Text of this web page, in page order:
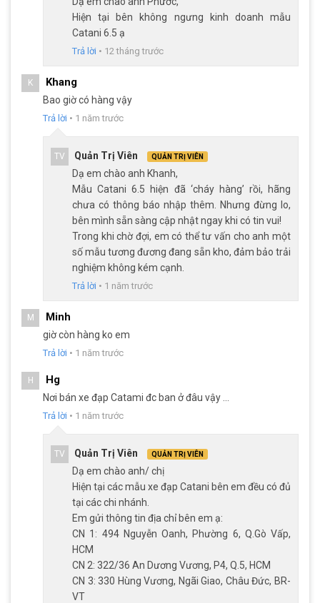
Phanh đĩa cơ heo dầu mang lại trải nghiệm vượt trội
Phanh đĩa cơcó đặc điểm là độ bền cao và khả năng
hoạt động ổn định trong điều kiện khắc nghiệt, giúp giảm
thiểu sự hao mòn của các bộ phận phanh, đồng thời cải
thiện hiệu suất phanh trong thời gian dài sử dụng.
Phanh đĩa dầu , với khả năng điều khiển lực phanh chính
xác và mượt mà, giúp bạn dừng lại nhanh chóng mà không
hiệu quả phanh vượt trội, đặc biệt là trong điều kiện ẩm ướt
hoặc khi đi ở tốc độ cao.
Hệ thống truyền động Shimano Claris 2×8 tốc độ
Xe đạp đua Catani 6.5 sử dụng hệ thống truyền động
với các phụ tùng nổi bật như: Tay đề lắc kết hợp với gạt
dĩa và gạt líp cũng là của Shimano Claris. Dòng phụ tùng
Shimano Claris được biết đến là dễ dàng thay đổi tốc độ, giúp
bạn đạp xe nhanh hơn khi cần và tiết kiệm năng lượng khi cần
Hiện tại bên không ngưng kinh doanh mẫu
Catani 6.5 ạ
Trả lời • 12 tháng trước
K Khang
Bao giờ có hàng vậy
Trả lời • 1 năm trước
TV Quản Trị Viên QUẢN TRỊ VIÊN
Dạ em chào anh Khanh,
Mẫu Catani 6.5 hiện đã ‘cháy hàng’ rồi, hãng
chưa có thông báo nhập thêm. Nhưng đừng lo,
bên mình sẵn sàng cập nhật ngay khi có tin vui!
Trong khi chờ đợi, em có thể tư vấn cho anh một
số mẫu tương đương đang sẵn kho, đảm bảo trải
nghiệm không kém cạnh.
Trả lời • 1 năm trước
M Minh
giờ còn hàng ko em
Trả lời • 1 năm trước
H Hg
Nơi bán xe đạp Catami đc ban ở đâu vậy ...
Trả lời • 1 năm trước
TV Quản Trị Viên QUẢN TRỊ VIÊN
Dạ em chào anh/ chị
Hiện tại các mẫu xe đạp Catani bên em đều có đủ
tại các chi nhánh.
Em gửi thông tin địa chỉ bên em ạ:
CN 1: 494 Nguyễn Oanh, Phường 6, Q.Gò Vấp,
HCM
CN 2: 322/36 An Dương Vương, P4, Q.5, HCM
CN 3: 330 Hùng Vương, Ngãi Giao, Châu Đức, BR-
VT